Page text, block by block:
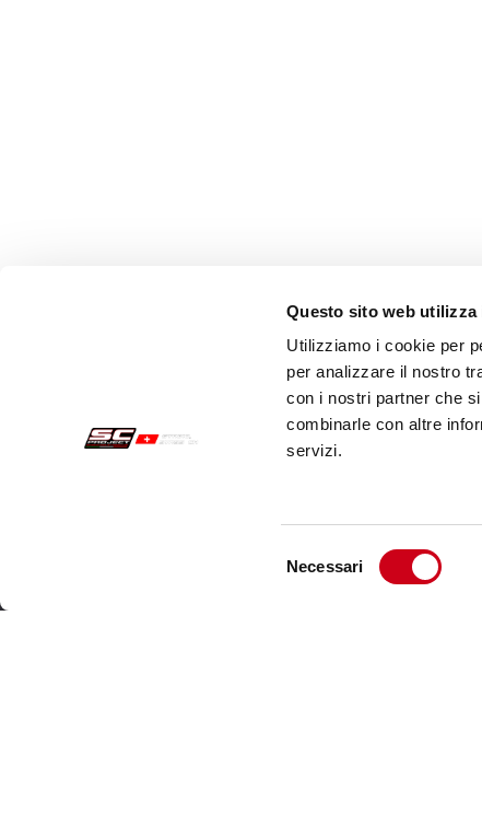
Questo sito web utilizza
Utilizziamo i cookie per
per analizzare il nostro
con i nostri partner che
combinarle con altre
servizi.
Necessari